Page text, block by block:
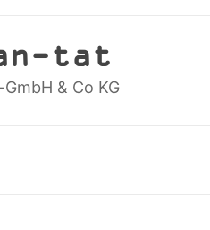
tat
& Co KG